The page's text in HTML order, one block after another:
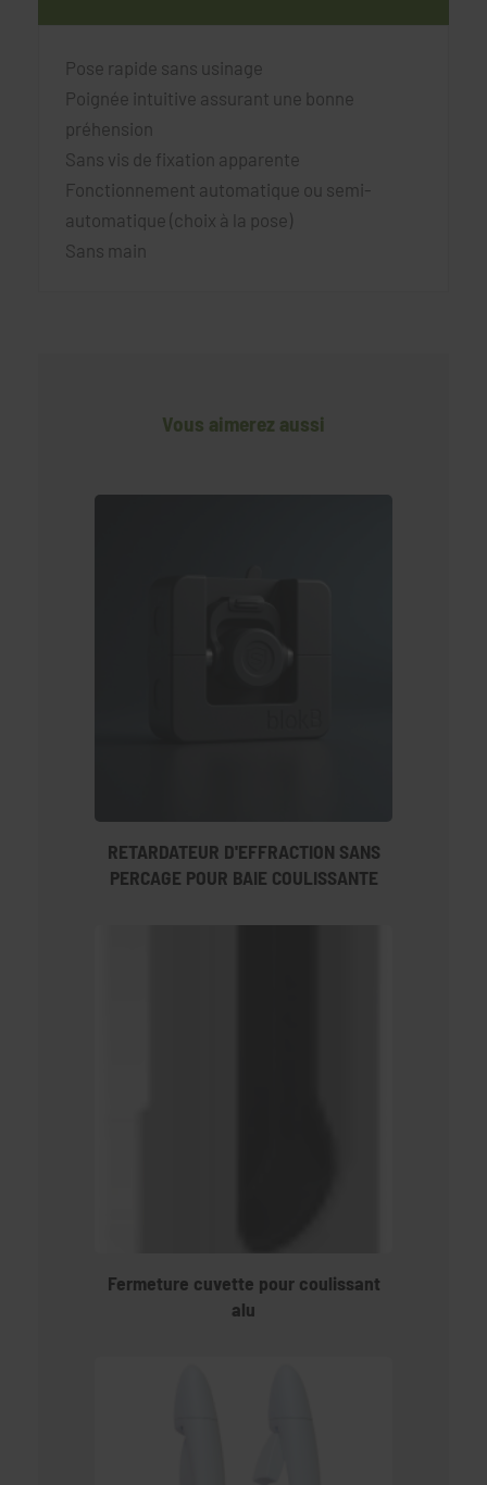
Pose rapide sans usinage
Poignée intuitive assurant une bonne
préhension
Sans vis de fixation apparente
Fonctionnement automatique ou semi-
automatique (choix à la pose)
Sans main
Vous aimerez aussi
RETARDATEUR D'EFFRACTION SANS
PERCAGE POUR BAIE COULISSANTE
Fermeture cuvette pour coulissant
alu